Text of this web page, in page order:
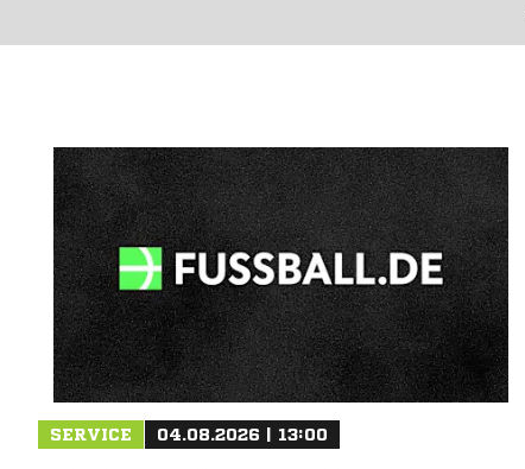
SERVICE 04.08.2026 | 13:00